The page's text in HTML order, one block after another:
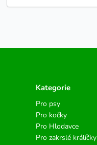
Kategorie
Pro psy
Pro kočky
Pro Hlodavce
Pro zakrslé králíčky